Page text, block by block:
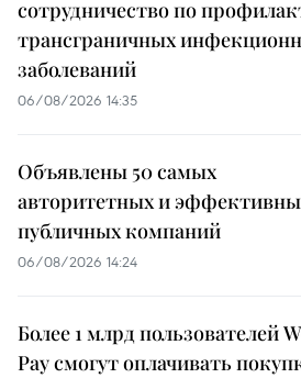
сотрудничество по
трансграничных
заболеваний
06/08/2026 14:35
Объявлены 50 самых
авторитетных и
публичных компаний
06/08/2026 14:24
Более 1 млрд пользователей
Pay смогут оплачивать